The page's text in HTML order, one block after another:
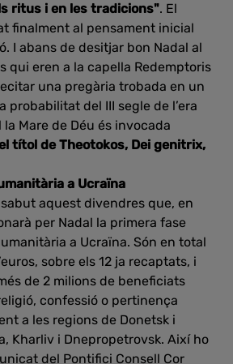
ritus i en les tradicions". El
finalment al pensament inicial
I abans de desitjar bon Nadal al
qui eren a la capella Redemptoris
una pregària trobada en un
probabilitat del III segle de l’era
Mare de Déu és invocada
títol de Theotokos, Dei genitrix,
a Ucraïna
aquest divendres que, en
per Nadal la primera fase
a Ucraïna. Són en total
sobre els 12 ja recaptats, i
de 2 milions de beneficiats
confessió o pertinença
a les regions de Donetsk i
Kharliv i Dnepropetrovsk. Així ho
del Pontifici Consell Cor